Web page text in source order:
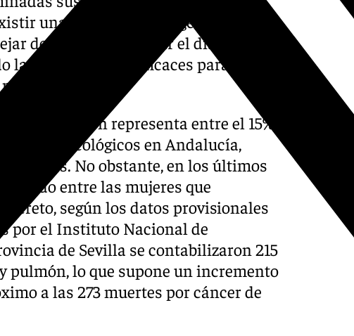
una predisposición genética que
de fumar y fomentar el diagnóstico
las medidas más eficaces para
de pulmón representa entre el 15%
oncológicos en Andalucía,
varones. No obstante, en los últimos
entre las mujeres que
según los datos provisionales
por el Instituto Nacional de
de Sevilla se contabilizaron 215
pulmón, lo que supone un incremento
a las 273 muertes por cáncer de